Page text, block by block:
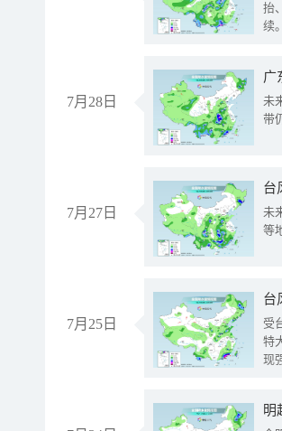
抬
续。
7月28日
广
未
带
7月27日
台
未
等
7月25日
台
受
特
现
明